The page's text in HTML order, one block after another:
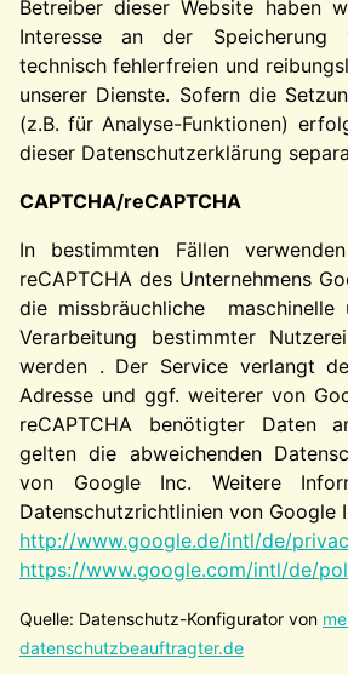
Betreiber dieser Website haben
Interesse an der
technisch fehlerfreien und
unserer Dienste. Sofern die
(z.B. für Analyse-Funktionen)
dieser Datenschutzerklärung
CAPTCHA/reCAPTCHA
In bestimmten Fällen
reCAPTCHA des Unternehmens
die missbräuchliche maschinelle
Verarbeitung bestimmter
werden . Der Service verlangt
Adresse und ggf. weiterer von
reCAPTCHA benötigter Daten
gelten die abweichenden
von Google Inc. Weitere
Datenschutzrichtlinien von Google
http://www.google.de/intl/de/
https://www.google.com/intl/de/
Quelle: Datenschutz-Konfigurator von
datenschutzbeauftragter.de